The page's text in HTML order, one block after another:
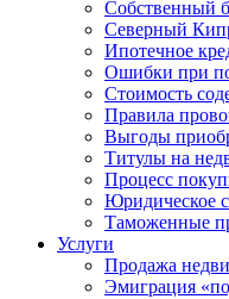
Собственный
Северный
Ипотечное
Ошибки при
Стоимость
Правила
Выгоды
Титулы на
Процесс
Юридическое
Таможенные
Услуги
Продажа
Эмиграция